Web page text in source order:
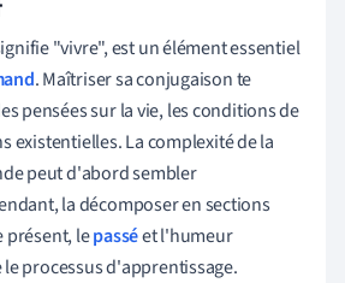
"vivre", est un élément essentiel
. Maîtriser sa conjugaison te
pensées sur la vie, les conditions de
existentielles. La complexité de la
peut d'abord sembler
la décomposer en sections
présent, lepasséet l'humeur
processus d'apprentissage.